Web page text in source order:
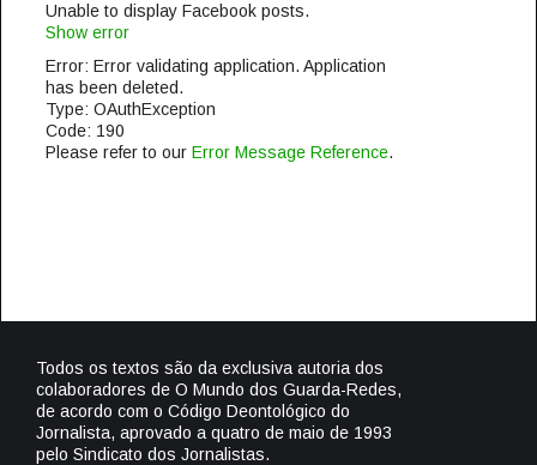
Unable to display Facebook posts.
Show error
Error: Error validating application. Application
has been deleted.
Type: OAuthException
Code: 190
Please refer to our Error Message Reference.
Todos os textos são da exclusiva autoria dos
colaboradores de O Mundo dos Guarda-Redes,
de acordo com o Código Deontológico do
Jornalista, aprovado a quatro de maio de 1993
pelo Sindicato dos Jornalistas.